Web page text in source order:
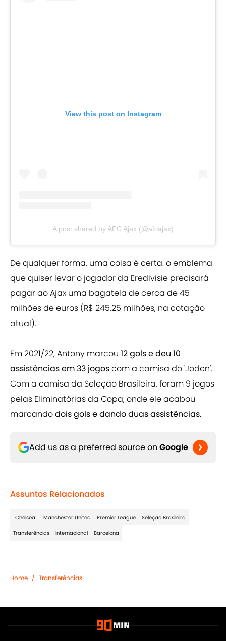
View this post on Instagram
A post shared by AFC Ajax (@afcajax)
De qualquer forma, uma coisa é certa: o emblema
que quiser levar o jogador da Eredivisie precisará
pagar ao Ajax uma bagatela de cerca de 45
milhões de euros (R$ 245,25 milhões, na cotação
atual).
Em 2021/22, Antony marcou 12 gols e deu 10
assistências em 33 jogoscom a camisa do 'Joden'.
Com a camisa da Seleção Brasileira, foram 9 jogos
pelas Eliminatórias da Copa, onde ele acabou
marcandodois gols e dando duas assistências.
Add us as a preferred source on Google
Assuntos Relacionados
Chelsea Manchester United Premier League Seleção Brasileira
Transferências Internacional Barcelona
Home / Transferências